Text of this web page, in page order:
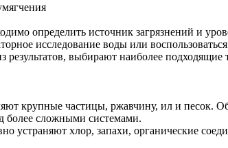
определить источник загрязнений и
исследование воды или
выбирают наиболее подходящие
крупные частицы, ржавчину, ил и песок.
более сложными системами.
устраняют хлор, запахи, органические